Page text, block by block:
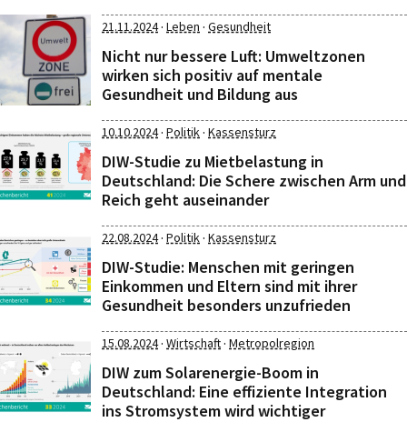
21.11.2024· Leben · Gesundheit
Nicht nur bessere Luft: Umweltzonen
wirken sich positiv auf mentale
Gesundheit und Bildung aus
10.10.2024· Politik· Kassensturz
DIW-Studie zu Mietbelastung in
Deutschland: Die Schere zwischen Arm und
Reich geht auseinander
22.08.2024· Politik· Kassensturz
DIW-Studie: Menschen mit geringen
Einkommen und Eltern sind mit ihrer
Gesundheit besonders unzufrieden
15.08.2024· Wirtschaft· Metropolregion
DIW zum Solarenergie-Boom in
Deutschland: Eine effiziente Integration
ins Stromsystem wird wichtiger